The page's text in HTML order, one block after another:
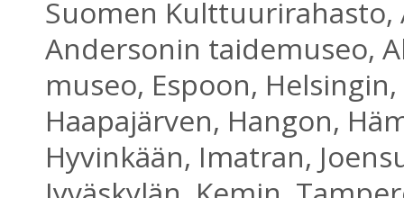
Suomen Kulttuurirahasto,
Andersonin taidemuseo,
museo, Espoon, Helsingin,
Haapajärven, Hangon,
Hyvinkään, Imatran,